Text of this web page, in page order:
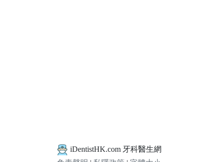
iDentistHK.com 牙科醫生網